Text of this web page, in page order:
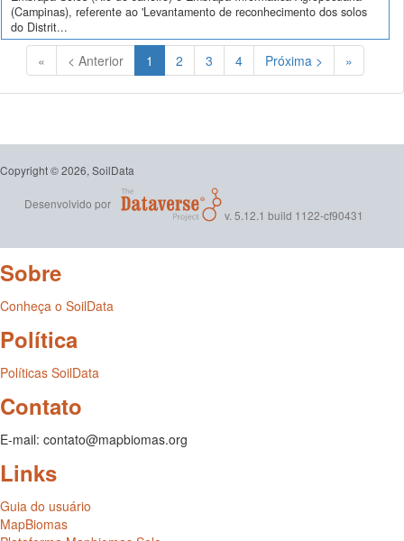
(Campinas), referente ao 'Levantamento de reconhecimento dos solos
do Distrit...
« < Anterior 1 (Atual)
2 3 4 Próxima > »
Copyright © 2026, SoilData
Desenvolvido por
v. 5.12.1 build 1122-cf90431
Sobre
Conheça o SoilData
Política
Políticas SoilData
Contato
E-mail: contato@mapbiomas.org
Links
Guia do usuário
MapBiomas